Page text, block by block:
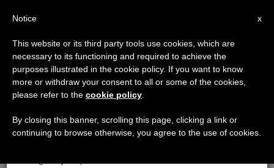
×
Aviso importante
Del 27 de julio al 7 de agosto haremos la pausa
anual, aprovechando que en el periodo de verano
se generan menos informaciones y también el
x
Notice
This website or its third party tools use cookies, which are
necessary to its functioning and required to achieve the
purposes illustrated in the cookie policy. If you want to know
more or withdraw your consent to all or some of the cookies,
please refer to the cookie policy
By closing this banner, scrolling this page, clicking a link or
continuing to browse otherwise, you agree to the use of cookies.